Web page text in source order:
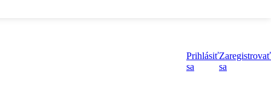
Prihlásiť
sa
Zaregistrovať
sa